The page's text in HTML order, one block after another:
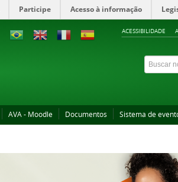
Participe Acesso à informação
ACESSIBILIDADE
AVA - Moodle Documentos Sistema de